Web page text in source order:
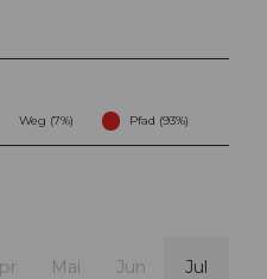
Weg (7%) Pfad (93%)
Mai Jun Jul